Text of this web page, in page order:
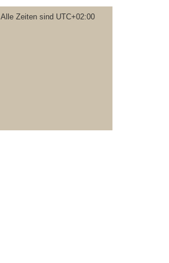
Alle Zeiten sind UTC+02:00